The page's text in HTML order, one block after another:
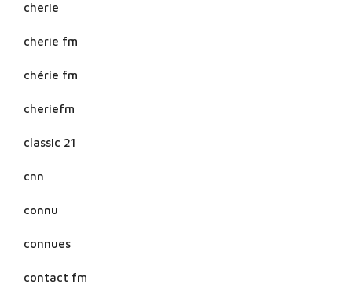
cherie
cherie fm
chérie fm
cheriefm
classic 21
cnn
connu
connues
contact fm